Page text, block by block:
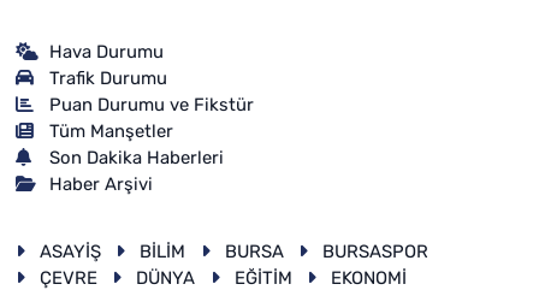
Hava Durumu
Trafik Durumu
Puan Durumu ve Fikstür
Tüm Manşetler
Son Dakika Haberleri
Haber Arşivi
ASAYİŞ BİLİM BURSA
BURSASPOR
ÇEVRE
DÜNYA EĞİTİM
EKONOMİ